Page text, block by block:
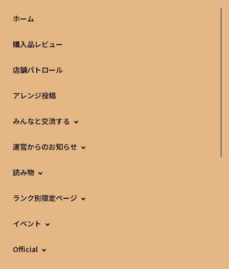
ホーム
購入品レビュー
店舗パトロール
アレンジ投稿
みんなと交流する
運営からのお知らせ
読み物
ランク別限定ページ
イベント
Official